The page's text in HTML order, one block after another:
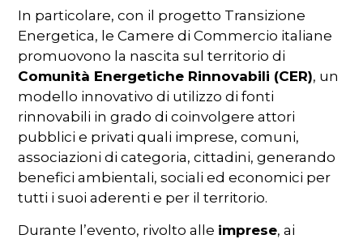
In particolare, con il progetto Transizione
Energetica, le Camere di Commercio italiane
promuovono la nascita sul territorio di
Comunità Energetiche Rinnovabili (CER), un
modello innovativo di utilizzo di fonti
rinnovabili in grado di coinvolgere attori
pubblici e privati quali imprese, comuni,
associazioni di categoria, cittadini, generando
benefici ambientali, sociali ed economici per
tutti i suoi aderenti e per il territorio.
Durante l’evento, rivolto alle imprese, ai